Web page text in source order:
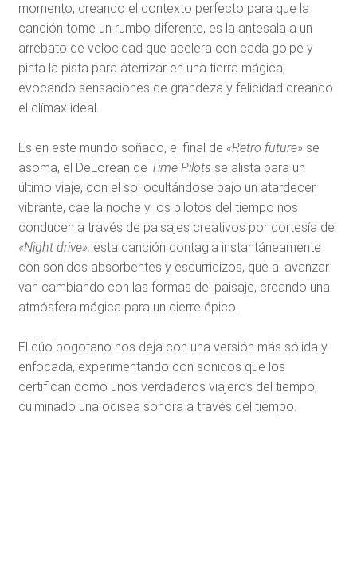
momento, creando el contexto perfecto para que la
canción tome un rumbo diferente, es la antesala a un
arrebato de velocidad que acelera con cada golpe y
pinta la pista para aterrizar en una tierra mágica,
evocando sensaciones de grandeza y felicidad creando
el clímax ideal.
Es en este mundo soñado, el final de «Retro future»se
asoma, el DeLorean de Time Pilots se alista para un
último viaje, con el sol ocultándose bajo un atardecer
vibrante, cae la noche y los pilotos del tiempo nos
conducen a través de paisajes creativos por cortesía de
«Night drive», esta canción contagia instantáneamente
con sonidos absorbentes y escurridizos, que al avanzar
van cambiando con las formas del paisaje, creando una
atmósfera mágica para un cierre épico.
El dúo bogotano nos deja con una versión más sólida y
enfocada, experimentando con sonidos que los
certifican como unos verdaderos viajeros del tiempo,
culminado una odisea sonora a través del tiempo.